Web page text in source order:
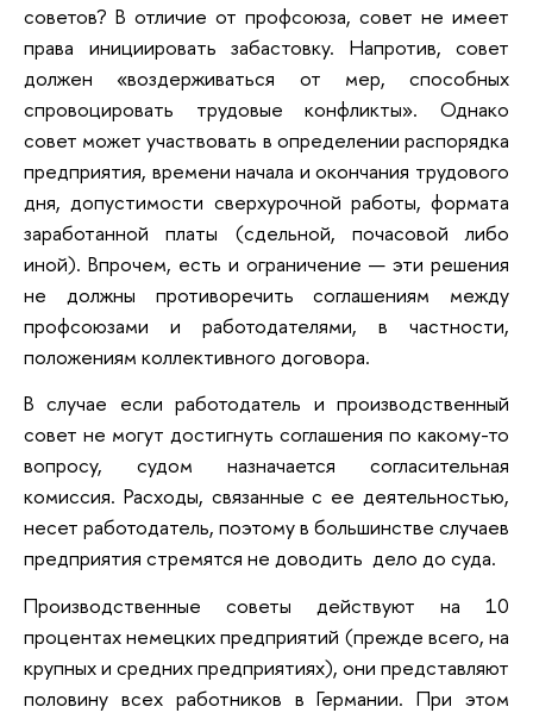
советов? В отличие от профсоюза, совет не имеет
права инициировать забастовку. Напротив, совет
должен «воздерживаться от мер, способных
спровоцировать трудовые конфликты». Однако
совет может участвовать в определении распорядка
предприятия, времени начала и окончания трудового
дня, допустимости сверхурочной работы, формата
заработанной платы (сдельной, почасовой либо
иной). Впрочем, есть и ограничение — эти решения
не должны противоречить соглашениям между
профсоюзами и работодателями, в частности,
положениям коллективного договора.
В случае если работодатель и производственный
совет не могут достигнуть соглашения по какому-то
вопросу, судом назначается согласительная
комиссия. Расходы, связанные с ее деятельностью,
несет работодатель, поэтому в большинстве случаев
предприятия стремятся не доводить дело до суда.
Производственные советы действуют на 10
процентах немецких предприятий (прежде всего, на
крупных и средних предприятиях), они представляют
половину всех работников в Германии. При этом